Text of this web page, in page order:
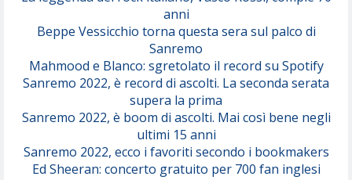
anni
Beppe Vessicchio torna questa sera sul palco di
Sanremo
Mahmood e Blanco: sgretolato il record su Spotify
Sanremo 2022, è record di ascolti. La seconda serata
supera la prima
Sanremo 2022, è boom di ascolti. Mai così bene negli
ultimi 15 anni
Sanremo 2022, ecco i favoriti secondo i bookmakers
Ed Sheeran: concerto gratuito per 700 fan inglesi